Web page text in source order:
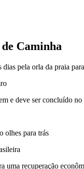
de Caminha
dias pela orla da praia
e deve ser concluído
olhes para trás
uma recuperação